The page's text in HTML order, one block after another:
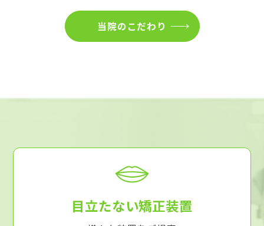
当院のこだわり
目立たない矯正装置